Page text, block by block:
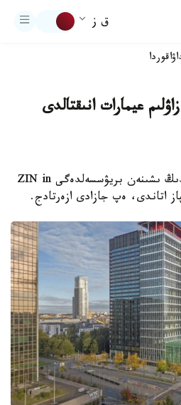
ق ز
اقوردا
عيمارات انىقتالدى
استانا. قازاقپارات - 24 ەلدىڭ ىشىنەن بريۋسسەلدەگى ZIN in